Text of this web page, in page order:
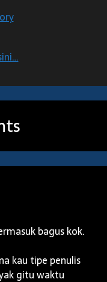
bagus kok.
kau tipe penulis
gitu waktu